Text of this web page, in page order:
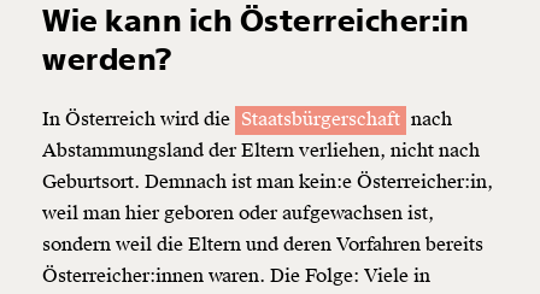
Wie kann ich Österreicher:in
werden?
In Österreich wird die Staatsbürgerschaft nach
Abstammungsland der Eltern verliehen, nicht nach
Geburtsort. Demnach ist man kein:e Österreicher:in,
weil man hier geboren oder aufgewachsen ist,
sondern weil die Eltern und deren Vorfahren bereits
Österreicher:innen waren. Die Folge: Viele in